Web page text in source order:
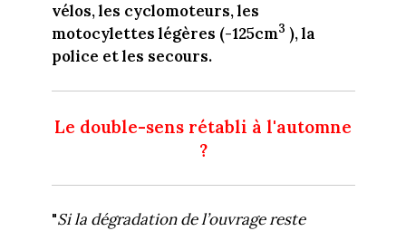
vélos, les cyclomoteurs, les
motocylettes légères (-125cm3 ), la
police et les secours.
Le double-sens rétabli à l'automne
?
"Si la dégradation de l’ouvrage reste